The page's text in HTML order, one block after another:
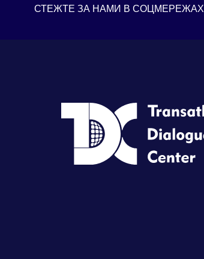
СТЕЖТЕ ЗА НАМИ В СОЦМЕРЕЖАХ